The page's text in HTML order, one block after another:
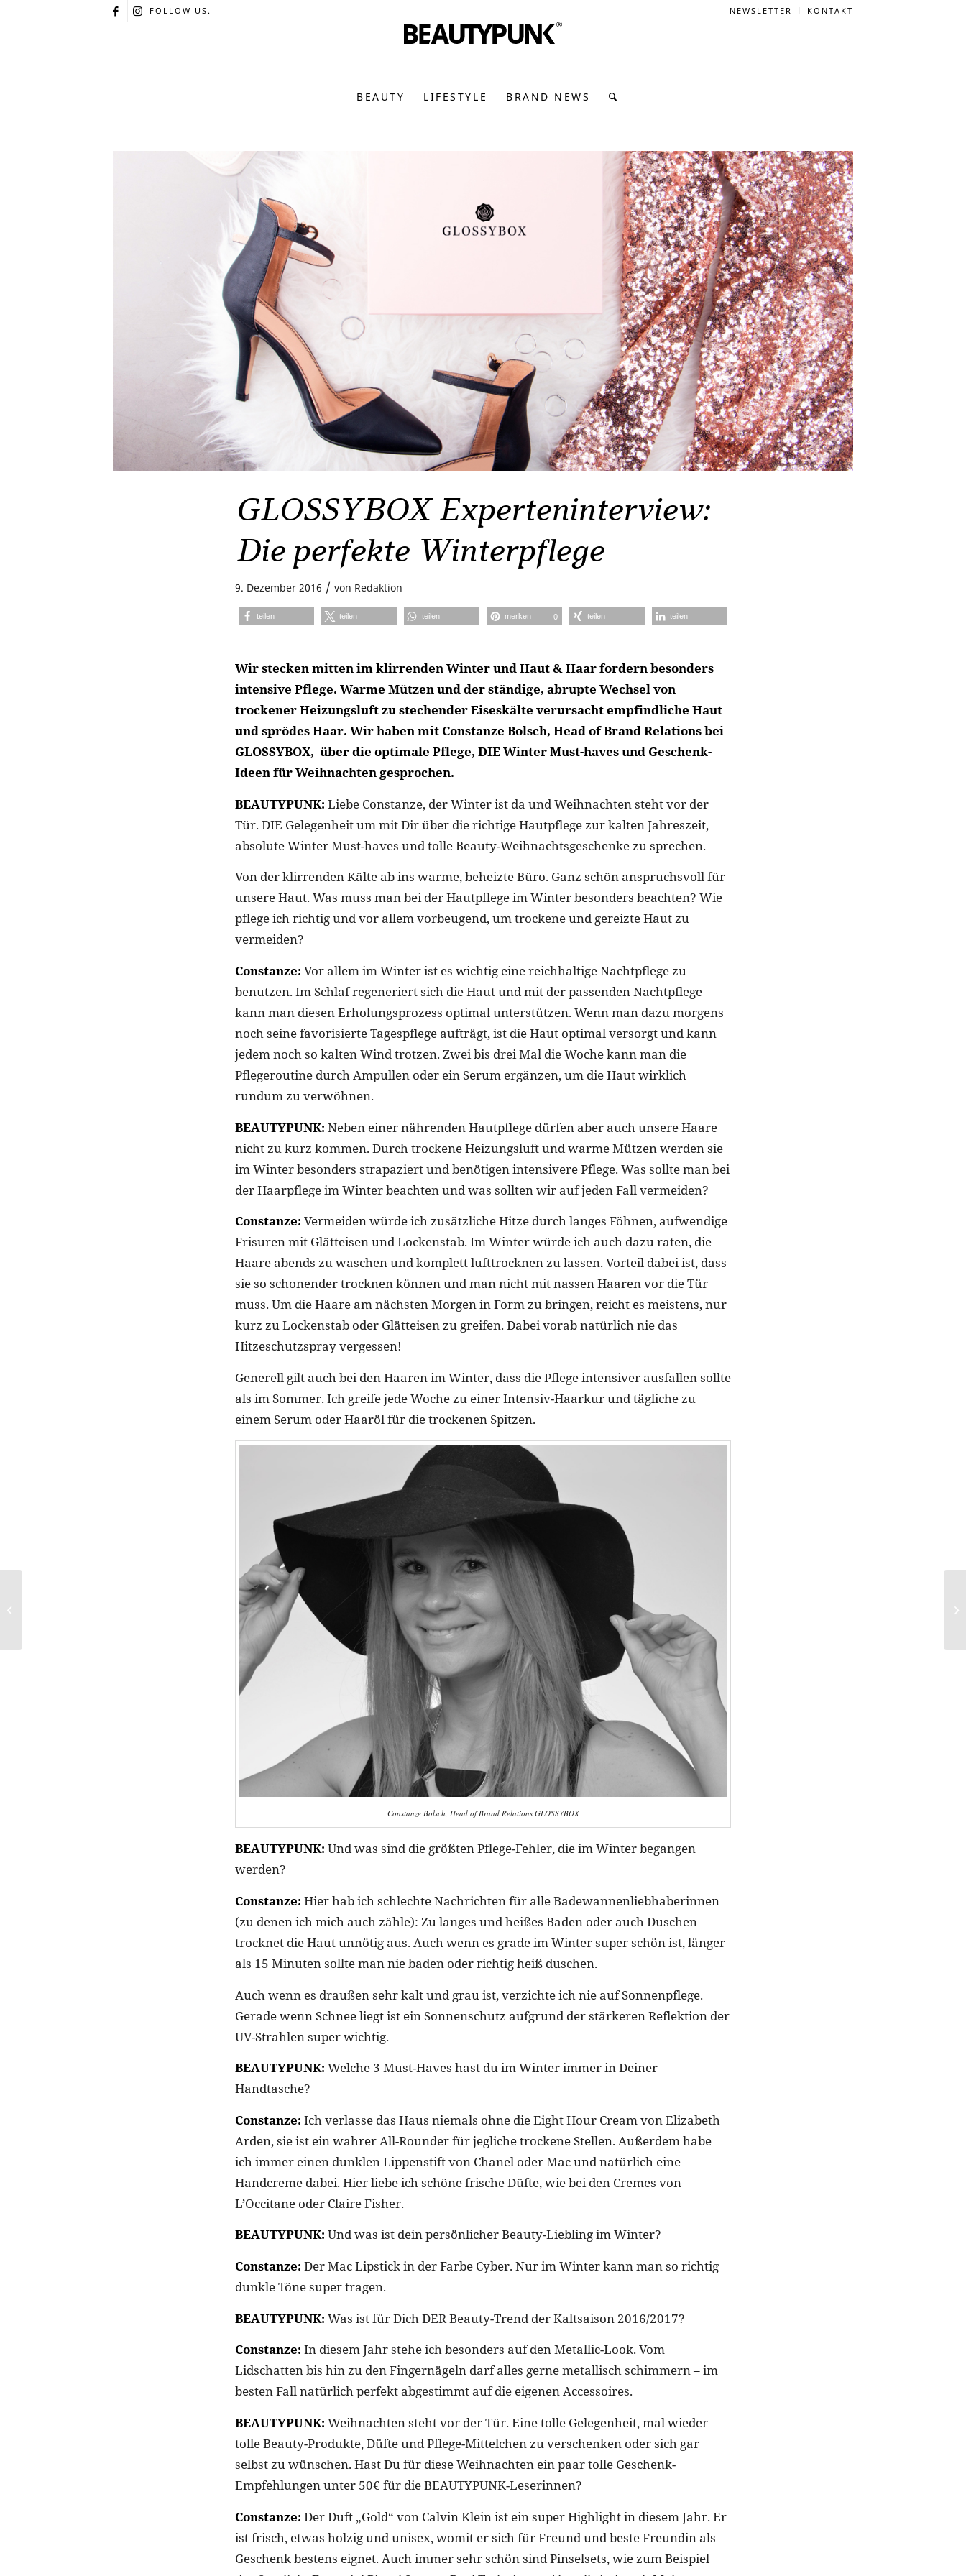
NEWSLETTER KONTAKT
FOLLOW US.
BEAUTY LIFESTYLE BRAND NEWS
GLOSSYBOX Experteninterview:
Die perfekte Winterpflege
9. Dezember 2016 / von Redaktion
teilen teilen teilen merken 0 teilen teilen
Wir stecken mitten im klirrenden Winter und Haut & Haar fordern besonders
intensive Pflege. Warme Mützen und der ständige, abrupte Wechsel von
trockener Heizungsluft zu stechender Eiseskälte verursacht empfindliche Haut
und sprödes Haar. Wir haben mit Constanze Bolsch, Head of Brand Relations bei
GLOSSYBOX, über die optimale Pflege, DIE Winter Must-haves und Geschenk-
Ideen für Weihnachten gesprochen.
BEAUTYPUNK: Liebe Constanze, der Winter ist da und Weihnachten steht vor der
Tür. DIE Gelegenheit um mit Dir über die richtige Hautpflege zur kalten Jahreszeit,
absolute Winter Must-haves und tolle Beauty-Weihnachtsgeschenke zu sprechen.
Von der klirrenden Kälte ab ins warme, beheizte Büro. Ganz schön anspruchsvoll für
unsere Haut. Was muss man bei der Hautpflege im Winter besonders beachten? Wie
pflege ich richtig und vor allem vorbeugend, um trockene und gereizte Haut zu
vermeiden?
Constanze: Vor allem im Winter ist es wichtig eine reichhaltige Nachtpflege zu
benutzen. Im Schlaf regeneriert sich die Haut und mit der passenden Nachtpflege
kann man diesen Erholungsprozess optimal unterstützen. Wenn man dazu morgens
noch seine favorisierte Tagespflege aufträgt, ist die Haut optimal versorgt und kann
jedem noch so kalten Wind trotzen. Zwei bis drei Mal die Woche kann man die
Pflegeroutine durch Ampullen oder ein Serum ergänzen, um die Haut wirklich
rundum zu verwöhnen.
BEAUTYPUNK: Neben einer nährenden Hautpflege dürfen aber auch unsere Haare
nicht zu kurz kommen. Durch trockene Heizungsluft und warme Mützen werden sie
im Winter besonders strapaziert und benötigen intensivere Pflege. Was sollte man bei
der Haarpflege im Winter beachten und was sollten wir auf jeden Fall vermeiden?
Constanze: Vermeiden würde ich zusätzliche Hitze durch langes Föhnen, aufwendige
Frisuren mit Glätteisen und Lockenstab. Im Winter würde ich auch dazu raten, die
Haare abends zu waschen und komplett lufttrocknen zu lassen. Vorteil dabei ist, dass
sie so schonender trocknen können und man nicht mit nassen Haaren vor die Tür
muss. Um die Haare am nächsten Morgen in Form zu bringen, reicht es meistens, nur
kurz zu Lockenstab oder Glätteisen zu greifen. Dabei vorab natürlich nie das
Hitzeschutzspray vergessen!
Generell gilt auch bei den Haaren im Winter, dass die Pflege intensiver ausfallen sollte
als im Sommer. Ich greife jede Woche zu einer Intensiv-Haarkur und tägliche zu
einem Serum oder Haaröl für die trockenen Spitzen.
Constanze Bolsch, Head of Brand Relations GLOSSYBOX
BEAUTYPUNK: Und was sind die größten Pflege-Fehler, die im Winter begangen
werden?
Constanze: Hier hab ich schlechte Nachrichten für alle Badewannenliebhaberinnen
(zu denen ich mich auch zähle): Zu langes und heißes Baden oder auch Duschen
trocknet die Haut unnötig aus. Auch wenn es grade im Winter super schön ist, länger
als 15 Minuten sollte man nie baden oder richtig heiß duschen.
Auch wenn es draußen sehr kalt und grau ist, verzichte ich nie auf Sonnenpflege.
Gerade wenn Schnee liegt ist ein Sonnenschutz aufgrund der stärkeren Reflektion der
UV-Strahlen super wichtig.
BEAUTYPUNK: Welche 3 Must-Haves hast du im Winter immer in Deiner
Handtasche?
Constanze: Ich verlasse das Haus niemals ohne die Eight Hour Cream von Elizabeth
Arden, sie ist ein wahrer All-Rounder für jegliche trockene Stellen. Außerdem habe
ich immer einen dunklen Lippenstift von Chanel oder Mac und natürlich eine
Handcreme dabei. Hier liebe ich schöne frische Düfte, wie bei den Cremes von
L’Occitane oder Claire Fisher.
BEAUTYPUNK: Und was ist dein persönlicher Beauty-Liebling im Winter?
Constanze: Der Mac Lipstick in der Farbe Cyber. Nur im Winter kann man so richtig
dunkle Töne super tragen.
BEAUTYPUNK: Was ist für Dich DER Beauty-Trend der Kaltsaison 2016/2017?
Constanze: In diesem Jahr stehe ich besonders auf den Metallic-Look. Vom
Lidschatten bis hin zu den Fingernägeln darf alles gerne metallisch schimmern – im
besten Fall natürlich perfekt abgestimmt auf die eigenen Accessoires.
BEAUTYPUNK: Weihnachten steht vor der Tür. Eine tolle Gelegenheit, mal wieder
tolle Beauty-Produkte, Düfte und Pflege-Mittelchen zu verschenken oder sich gar
selbst zu wünschen. Hast Du für diese Weihnachten ein paar tolle Geschenk-
Empfehlungen unter 50€ für die BEAUTYPUNK-Leserinnen?
Constanze: Der Duft „Gold“ von Calvin Klein ist ein super Highlight in diesem Jahr. Er
ist frisch, etwas holzig und unisex, womit er sich für Freund und beste Freundin als
Geschenk bestens eignet. Auch immer sehr schön sind Pinselsets, wie zum Beispiel